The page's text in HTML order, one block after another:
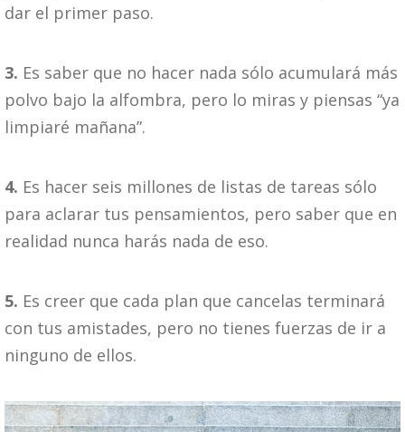
dar el primer paso.
3. Es saber que no hacer nada sólo acumulará más
polvo bajo la alfombra, pero lo miras y piensas “ya
limpiaré mañana”.
4. Es hacer seis millones de listas de tareas sólo
para aclarar tus pensamientos, pero saber que en
realidad nunca harás nada de eso.
5. Es creer que cada plan que cancelas terminará
con tus amistades, pero no tienes fuerzas de ir a
ninguno de ellos.